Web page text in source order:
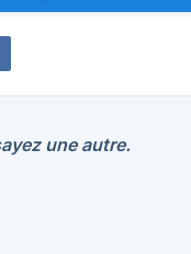
une autre.